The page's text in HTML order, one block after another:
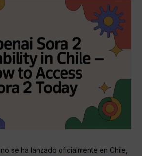
no se ha lanzado oficialmente en Chile,